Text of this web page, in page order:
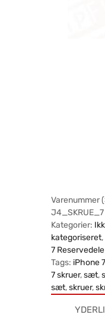
Varenummer
J4_SKRUE_7
Kategorier:
kategoriseret,
7 Reservedele
Tags: iPhone 7
7 skruer,sæt,
sæt,skruer,